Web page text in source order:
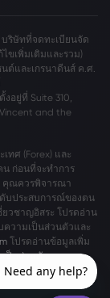
บริษัทที่จดทะเบียนจัด
ขเพิ่มเติมและรวม)
ต์และเกรนาดีนส์ ค.ศ.
อยู่ที่ Suite 310,
and the
ทศ (Forex) และ
ก่อนที่จะทำการ
คุณควรพิจารณา
ดับประสบการณ์ของตน
วชาญอิสระ โปรดอ่าน
ความเป็นส่วนตัวและ
โปรดอ่านข้อมูลเพิ่ม
ป็นส่วนตัวของเรา